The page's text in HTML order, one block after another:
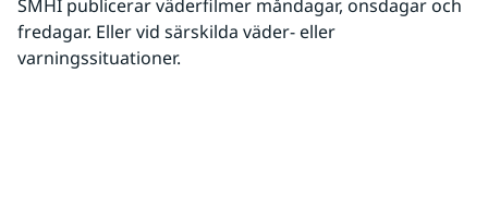
SMHI publicerar väderfilmer måndagar, onsdagar och
fredagar. Eller vid särskilda väder- eller
varningssituationer.